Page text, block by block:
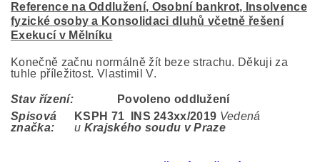
Reference na Oddlužení, Osobní bankrot, Insolvence
fyzické osoby a Konsolidaci dluhů včetně řešení
Exekucí v Mělníku
Konečně začnu normálně žít beze strachu. Děkuji za
tuhle příležitost. Vlastimil V.
Stav řízení:
Povoleno oddlužení
Spisová
značka:
KSPH 71 INS 243xx/2019 Vedená
u Krajského soudu v Praze